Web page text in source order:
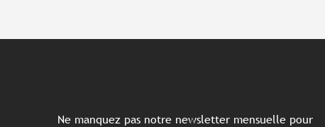
Ne manquez pas notre newsletter mensuelle pour